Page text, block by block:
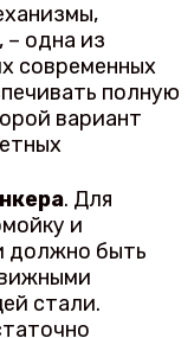
одна из
современных
полную
вариант
. Для
и
должно быть
стали.